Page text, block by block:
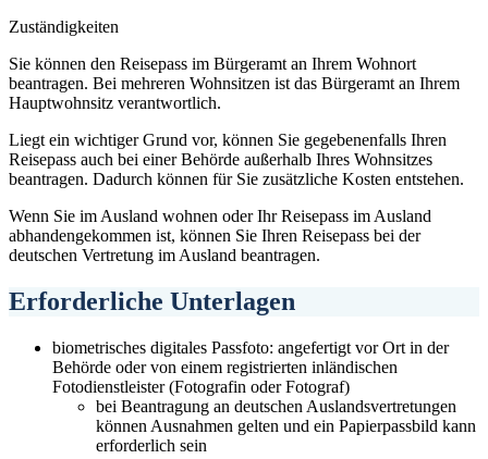
Zuständigkeiten
Sie können den Reisepass im Bürgeramt an Ihrem Wohnort
beantragen. Bei mehreren Wohnsitzen ist das Bürgeramt an Ihrem
Hauptwohnsitz verantwortlich.
Liegt ein wichtiger Grund vor, können Sie gegebenenfalls Ihren
Reisepass auch bei einer Behörde außerhalb Ihres Wohnsitzes
beantragen. Dadurch können für Sie zusätzliche Kosten entstehen.
Wenn Sie im Ausland wohnen oder Ihr Reisepass im Ausland
abhandengekommen ist, können Sie Ihren Reisepass bei der
deutschen Vertretung im Ausland beantragen.
Erforderliche Unterlagen
biometrisches digitales Passfoto: angefertigt vor Ort in der
Behörde oder von einem registrierten inländischen
Fotodienstleister (Fotografin oder Fotograf)
bei Beantragung an deutschen Auslandsvertretungen
können Ausnahmen gelten und ein Papierpassbild kann
erforderlich sein